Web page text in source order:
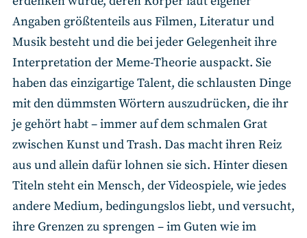
Angaben größtenteils aus Filmen, Literatur und
Musik besteht und die bei jeder Gelegenheit ihre
Interpretation der Meme-Theorie auspackt. Sie
haben das einzigartige Talent, die schlausten Dinge
mit den dümmsten Wörtern auszudrücken, die ihr
je gehört habt – immer auf dem schmalen Grat
zwischen Kunst und Trash. Das macht ihren Reiz
aus und allein dafür lohnen sie sich. Hinter diesen
Titeln steht ein Mensch, der Videospiele, wie jedes
andere Medium, bedingungslos liebt, und versucht,
ihre Grenzen zu sprengen – im Guten wie im